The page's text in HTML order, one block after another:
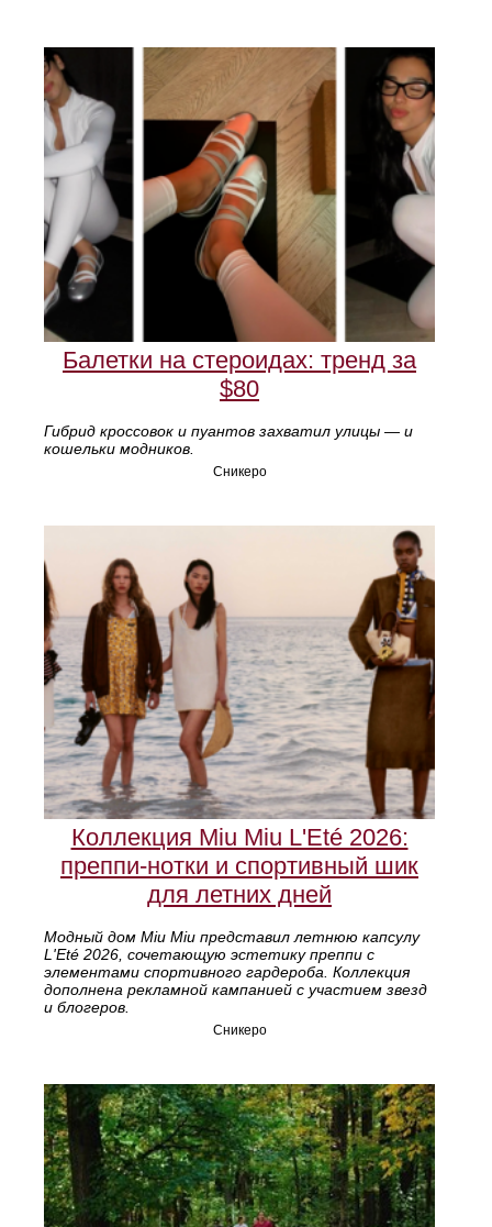
Балетки на стероидах: тренд за
$80
Гибрид кроссовок и пуантов захватил улицы — и
кошельки модников.
Сникеро
Коллекция Miu Miu L'Eté 2026:
преппи-нотки и спортивный шик
для летних дней
Модный дом Miu Miu представил летнюю капсулу
L'Eté 2026, сочетающую эстетику преппи с
элементами спортивного гардероба. Коллекция
дополнена рекламной кампанией с участием звезд
и блогеров.
Сникеро